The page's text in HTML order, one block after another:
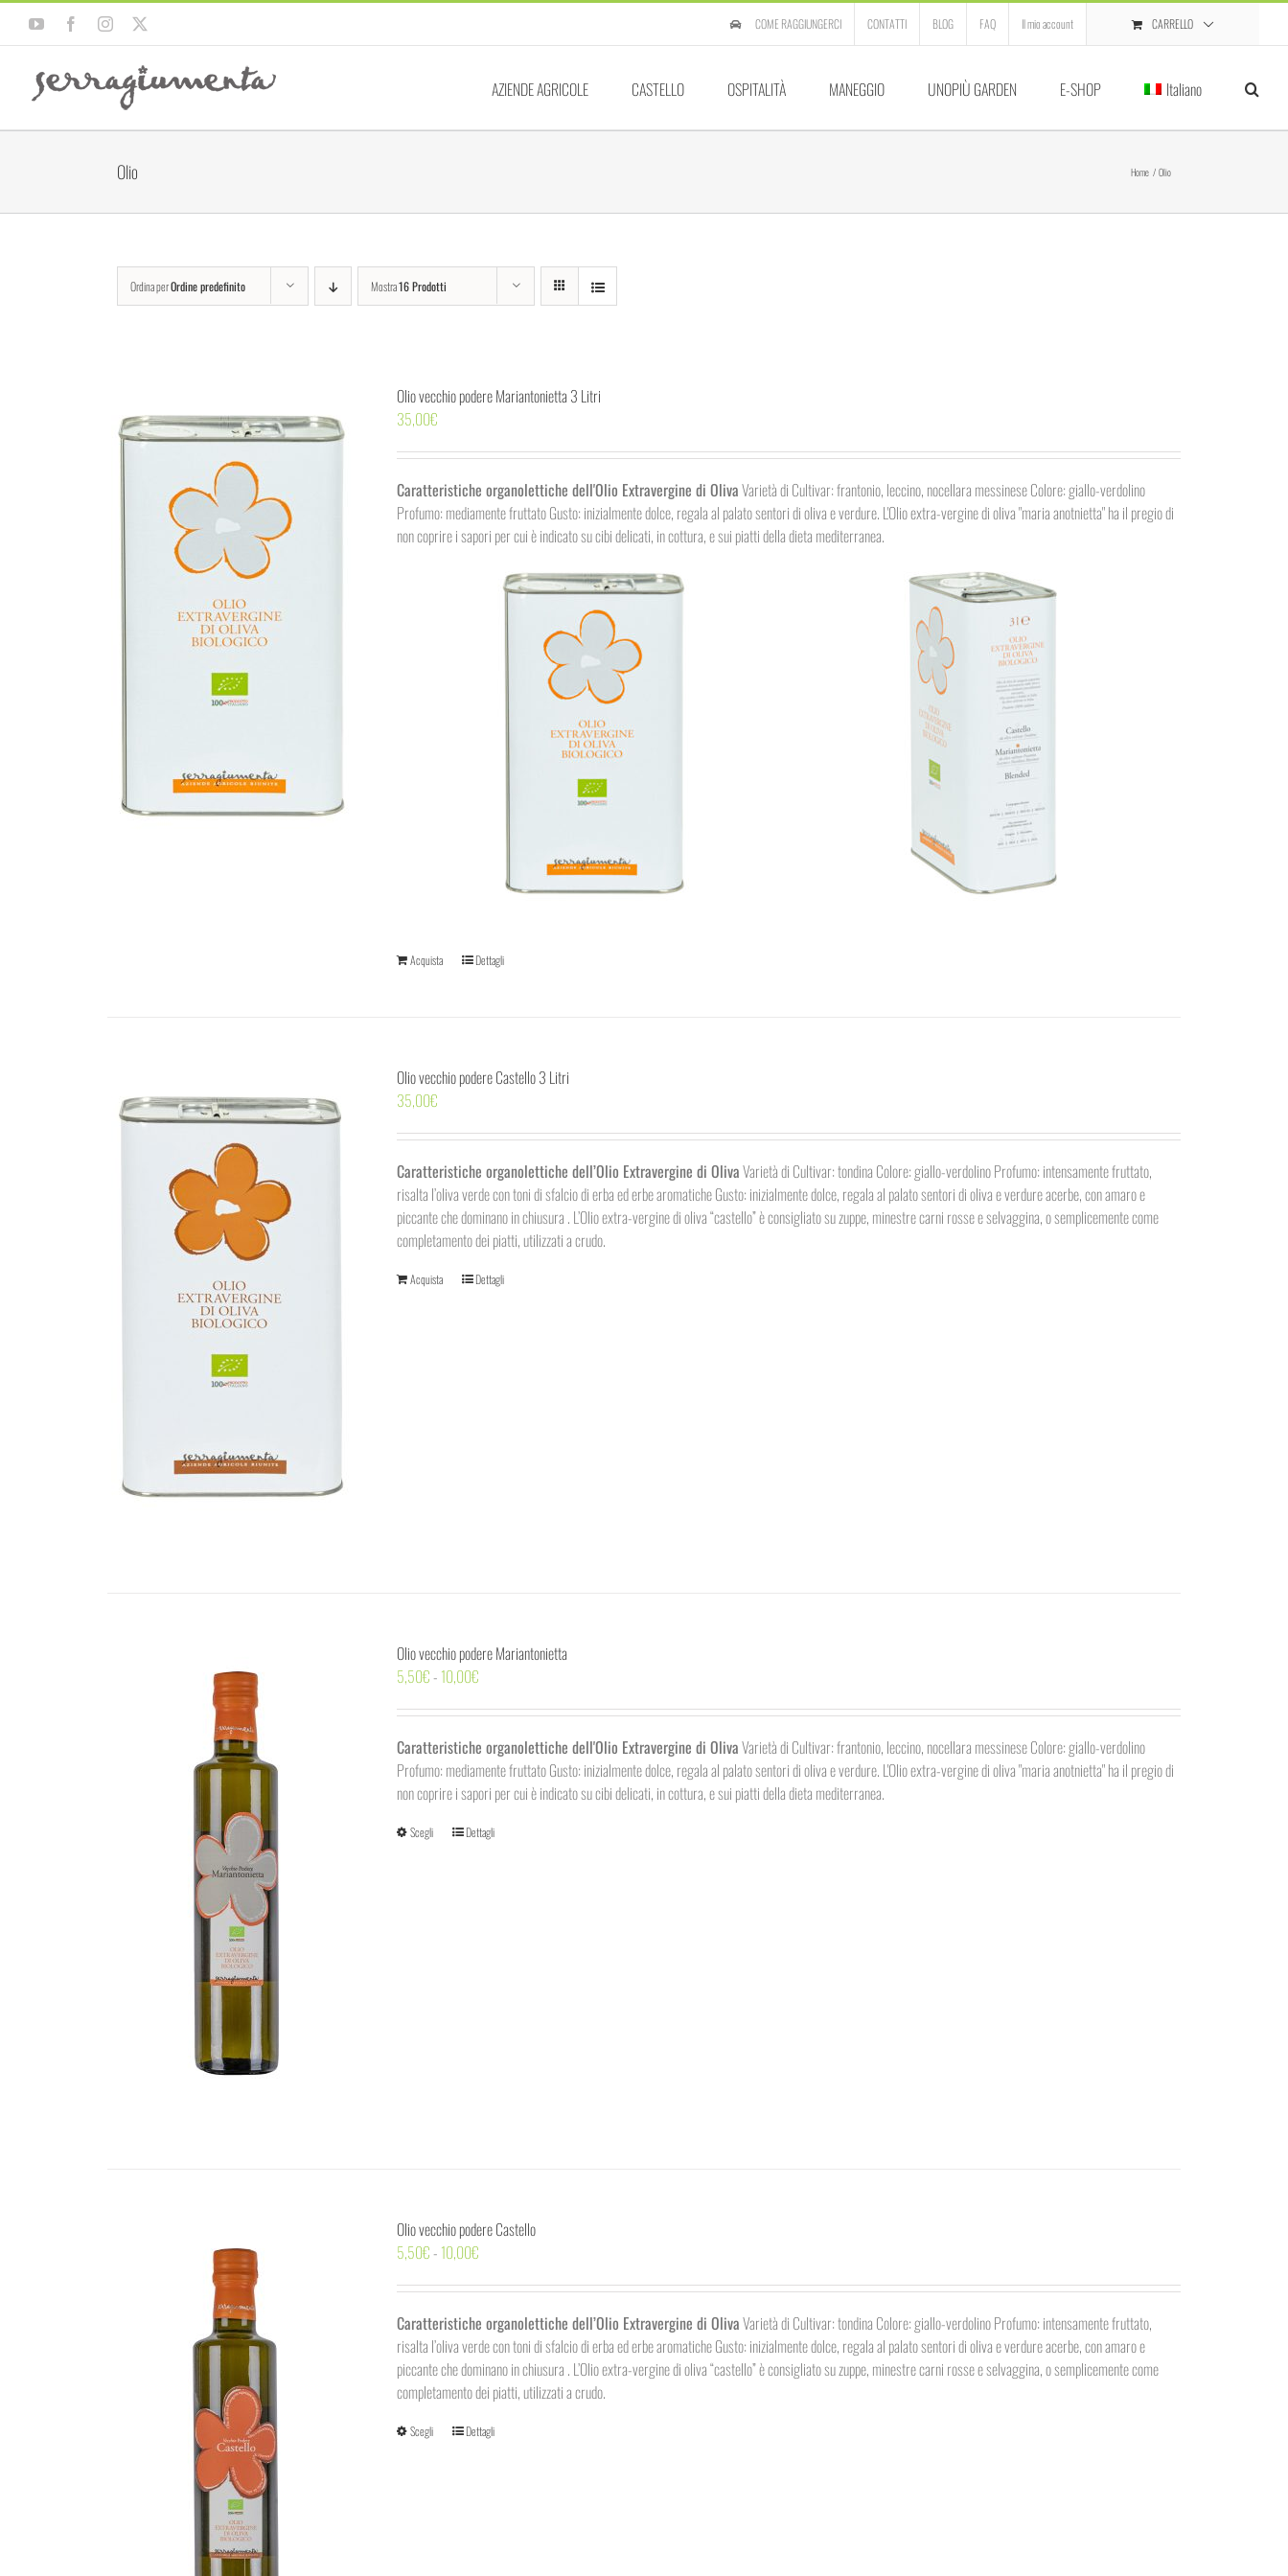
Salta
YouTubeFacebookInstagram COME RAGGIUNGERCI CONTATTI BLOG FAQ Il mio account CARRELLO
AZIENDE AGRICOLE CASTELLO OSPITALITÀ MANEGGIO UNOPIÙ GARDEN E-SHOP Italiano
Olio Home Olio
Ordina perOrdine predefinito Mostra16 Prodotti
Olio vecchio podere Mariantonietta 3 Litri
35,00€
Caratteristiche organolettiche dell'Olio Extravergine di OlivaVarietà di Cultivar: frantonio, leccino, nocellara messinese Colore: giallo-verdolino
Profumo: mediamente fruttato Gusto: inizialmente dolce, regala al palato sentori di oliva e verdure. L'Olio extra-vergine di oliva "maria anotnietta" ha il pregio di
non coprire i sapori per cui è indicato su cibi delicati, in cottura, e sui piatti della dieta mediterranea.
Acquista Dettagli
Olio vecchio podere Castello 3 Litri
35,00€
Caratteristiche organolettiche dell’Olio Extravergine di OlivaVarietà di Cultivar: tondina Colore: giallo-verdolino Profumo: intensamente fruttato,
risalta l’oliva verde con toni di sfalcio di erba ed erbe aromatiche Gusto: inizialmente dolce, regala al palato sentori di oliva e verdure acerbe, con amaro e
piccante che dominano in chiusura . L’Olio extra-vergine di oliva “castello” è consigliato su zuppe, minestre carni rosse e selvaggina, o semplicemente come
completamento dei piatti, utilizzati a crudo.
Acquista Dettagli
Olio vecchio podere Mariantonietta
5,50€- 10,00€
prezzo:
da
5,50€
a
Caratteristiche organolettiche dell'Olio Extravergine di OlivaVarietà di Cultivar: frantonio, leccino, nocellara messinese Colore: giallo-verdolino
Profumo: mediamente fruttato Gusto: inizialmente dolce, regala al palato sentori di oliva e verdure. L'Olio extra-vergine di oliva "maria anotnietta" ha il pregio di
non coprire i sapori per cui è indicato su cibi delicati, in cottura, e sui piatti della dieta mediterranea.
Scegli
Questo
Dettagli
Olio vecchio podere Castello
5,50€- 10,00€
prezzo:
da
5,50€
a
10,00€
Caratteristiche organolettiche dell’Olio Extravergine di OlivaVarietà di Cultivar: tondina Colore: giallo-verdolino Profumo: intensamente fruttato,
risalta l’oliva verde con toni di sfalcio di erba ed erbe aromatiche Gusto: inizialmente dolce, regala al palato sentori di oliva e verdure acerbe, con amaro e
piccante che dominano in chiusura . L’Olio extra-vergine di oliva “castello” è consigliato su zuppe, minestre carni rosse e selvaggina, o semplicemente come
completamento dei piatti, utilizzati a crudo.
Scegli
Questo
Dettagli